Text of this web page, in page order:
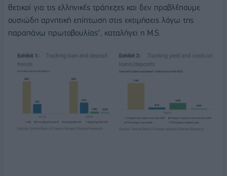
θετικοί για τις ελληνικές τράπεζες και δεν προβλέπουμε
ουσιώδη αρνητική επίπτωση στις εκτιμήσεις λόγω της
παραπάνω πρωτοβουλίας", καταλήγει η M.S.